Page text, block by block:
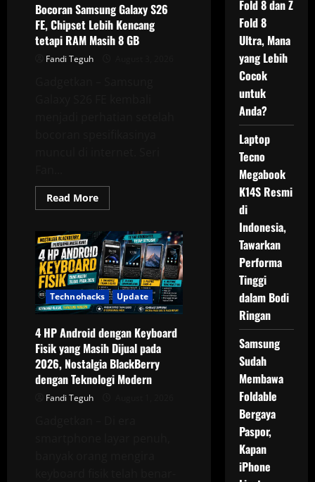
hingga
38
Hari
Bocoran Samsung Galaxy S26
FE, Chipset Lebih Kencang
tetapi RAM Masih 8 GB
Fandi Teguh
Read MoreRead
more
Samsung
Galaxy
S26
FE,
Chipset
Lebih
Kencang
tetapi
RAM
8
GB
Technohacks Update
4 HP Android dengan Keyboard
Fisik yang Masih Dijual pada
2026, Nostalgia BlackBerry
dengan Teknologi Modern
Fandi Teguh
Fold 8 dan Z
Fold 8
Ultra, Mana
yang Lebih
Cocok
untuk
Anda?
Laptop
Tecno
Megabook
K14S Resmi
di
Indonesia,
Tawarkan
Performa
Tinggi
dalam Bodi
Ringan
Samsung
Sudah
Membawa
Foldable
Bergaya
Paspor,
Kapan
iPhone